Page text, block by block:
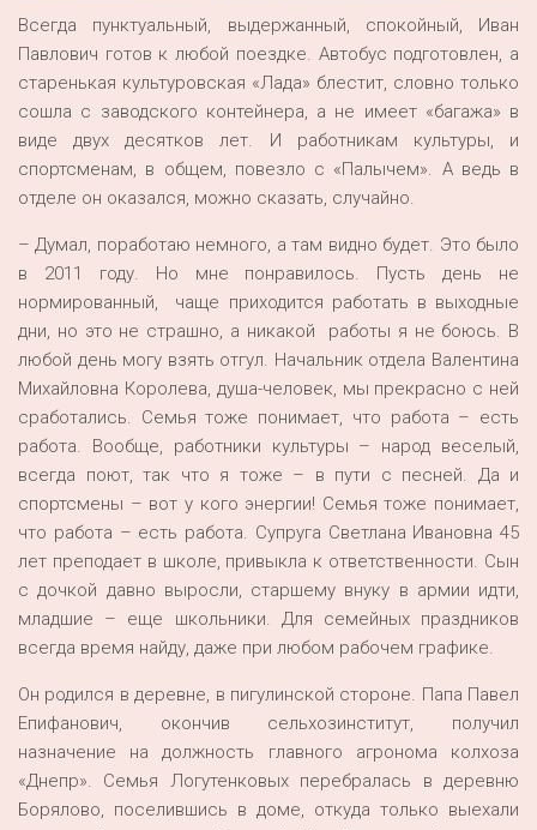
Всегда пунктуальный, выдержанный, спокойный, Иван
Павлович готов к любой поездке. Автобус подготовлен, а
старенькая культуровская «Лада» блестит, словно только
сошла с заводского контейнера, а не имеет «багажа» в
виде двух десятков лет. И работникам культуры, и
спортсменам, в общем, повезло с «Палычем». А ведь в
отделе он оказался, можно сказать, случайно.
– Думал, поработаю немного, а там видно будет. Это было
в 2011 году. Но мне понравилось. Пусть день не
нормированный, чаще приходится работать в выходные
дни, но это не страшно, а никакой работы я не боюсь. В
любой день могу взять отгул. Начальник отдела Валентина
Михайловна Королева, душа-человек, мы прекрасно с ней
сработались. Семья тоже понимает, что работа – есть
работа. Вообще, работники культуры – народ веселый,
всегда поют, так что я тоже – в пути с песней. Да и
спортсмены – вот у кого энергии! Семья тоже понимает,
что работа – есть работа. Супруга Светлана Ивановна 45
лет преподает в школе, привыкла к ответственности. Сын
с дочкой давно выросли, старшему внуку в армии идти,
младшие – еще школьники. Для семейных праздников
всегда время найду, даже при любом рабочем графике.
Он родился в деревне, в пигулинской стороне. Папа Павел
Епифанович, окончив сельхозинститут, получил
назначение на должность главного агронома колхоза
«Днепр». Семья Логутенковых перебралась в деревню
Борялово, поселившись в доме, откуда только выехали